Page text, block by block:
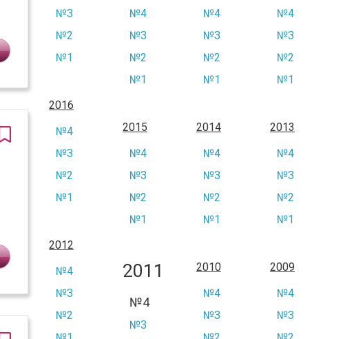
№3
№2
№1
№4
№3
№2
№1
№4
№3
№2
№1
№4
№3
№2
№1
2016
№4
№3
№2
№1
2015
№4
№3
№2
№1
2014
№4
№3
№2
№1
2013
№4
№3
№2
№1
2012
№4
№3
№2
2011
№4
№3
2010
№4
№3
2009
№4
№3